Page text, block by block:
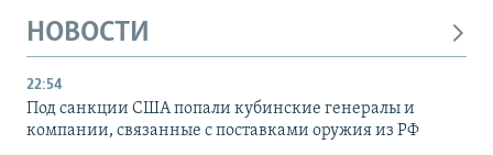
НОВОСТИ
22:54
Под санкции США попали кубинские генералы и
компании, связанные с поставками оружия из РФ